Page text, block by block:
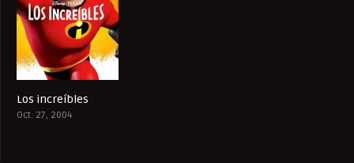
Los increíbles
Oct. 27, 2004